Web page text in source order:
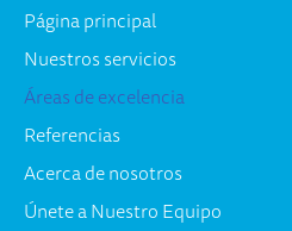
Página principal
Nuestros servicios
Áreas de excelencia
Referencias
Acerca de nosotros
Únete a Nuestro Equipo